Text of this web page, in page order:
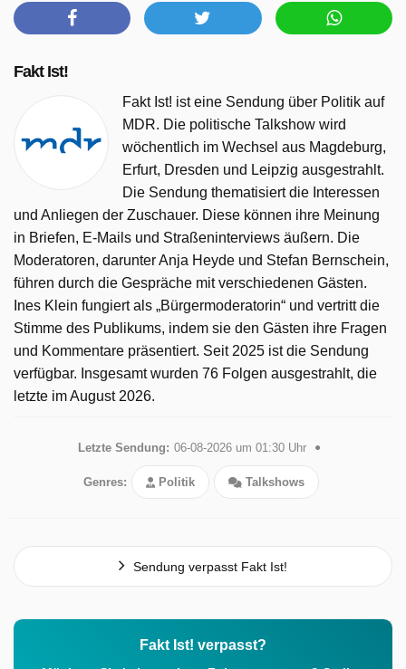
Fakt Ist!
Fakt Ist! ist eine Sendung über Politik auf
MDR. Die politische Talkshow wird
wöchentlich im Wechsel aus Magdeburg,
Erfurt, Dresden und Leipzig ausgestrahlt.
Die Sendung thematisiert die Interessen
und Anliegen der Zuschauer. Diese können ihre Meinung
in Briefen, E-Mails und Straßeninterviews äußern. Die
Moderatoren, darunter Anja Heyde und Stefan Bernschein,
führen durch die Gespräche mit verschiedenen Gästen.
Ines Klein fungiert als „Bürgermoderatorin“ und vertritt die
Stimme des Publikums, indem sie den Gästen ihre Fragen
und Kommentare präsentiert. Seit 2025 ist die Sendung
verfügbar. Insgesamt wurden 76 Folgen ausgestrahlt, die
letzte im August 2026.
Letzte Sendung: 06-08-2026 um 01:30 Uhr
Genres: Politik Talkshows
Sendung verpasst Fakt Ist!
Fakt Ist! verpasst?